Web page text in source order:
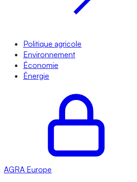
Politique agricole
Environnement
Économie
Énergie
AGRA Europe